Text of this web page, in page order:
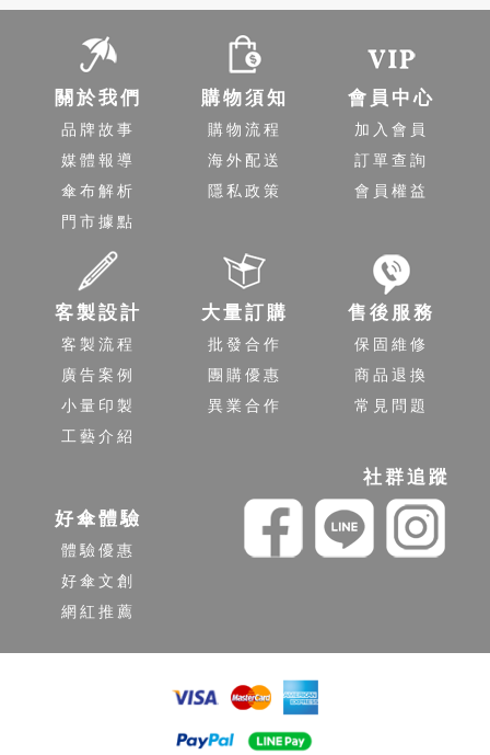
關於我們
品牌故事
媒體報導
傘布解析
門市據點
購物須知
購物流程
海外配送
隱私政策
會員中心
加入會員
訂單查詢
會員權益
客製設計
客製流程
廣告案例
小量印製
工藝介紹
大量訂購
批發合作
團購優惠
異業合作
售後服務
保固維修
商品退換
常見問題
好傘體驗
體驗優惠
好傘文創
網紅推薦
社群追蹤